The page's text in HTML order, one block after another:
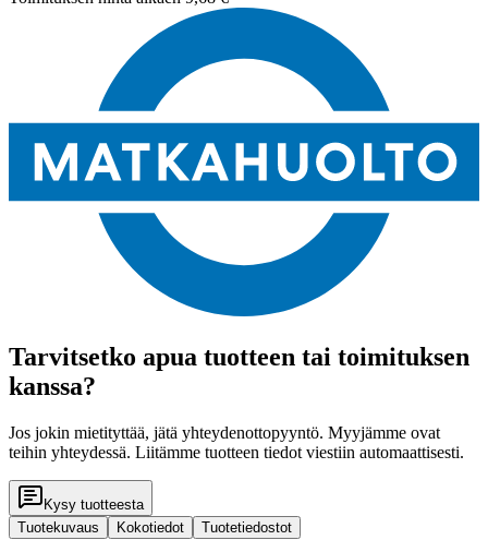
Tarvitsetko apua tuotteen tai toimituksen
kanssa?
Jos jokin mietityttää, jätä yhteydenottopyyntö. Myyjämme ovat
teihin yhteydessä. Liitämme tuotteen tiedot viestiin automaattisesti.
Kysy tuotteesta
Tuotekuvaus
Kokotiedot Tuotetiedostot